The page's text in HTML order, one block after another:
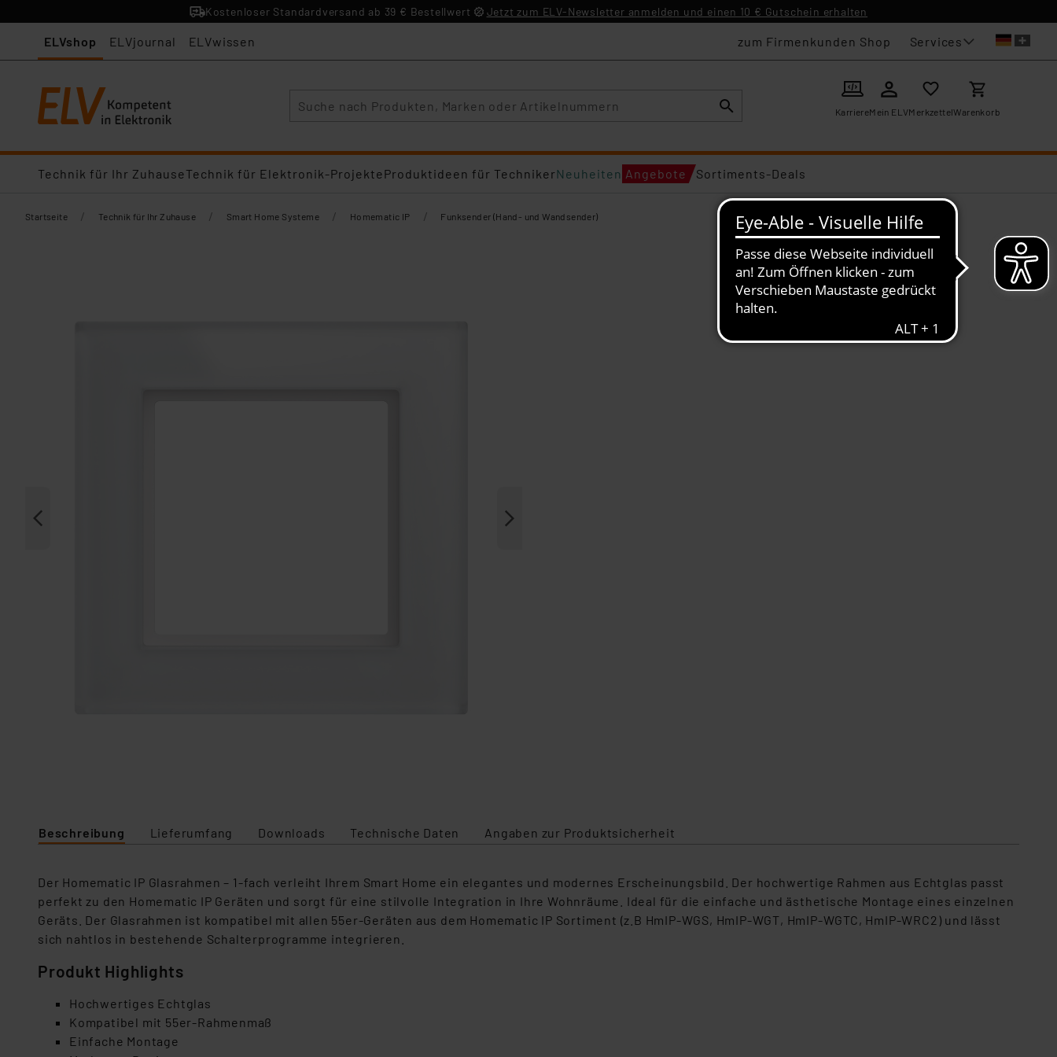
Kostenloser Standardversand ab 39 € Bestellwert Jetzt zum ELV-Newsletter anmelden und einen 10 € Gutschein erhalten
ELVshop ELVjournal ELVwissen zum Firmenkunden Shop Services
KarriereMein ELVMerkzettelWarenkorb
Technik für Ihr ZuhauseTechnik für Elektronik-ProjekteProduktideen für TechnikerNeuheiten Angebote Sortiments-Deals
Startseite / Technik für Ihr Zuhause / Smart Home Systeme / Homematic IP / Funksender (Hand- und Wandsender)
Beschreibung Lieferumfang Downloads Technische Daten Angaben zur Produktsicherheit
Der Homematic IP Glasrahmen – 1-fach verleiht Ihrem Smart Home ein elegantes und modernes Erscheinungsbild. Der hochwertige Rahmen aus Echtglas passt
perfekt zu den Homematic IP Geräten und sorgt für eine stilvolle Integration in Ihre Wohnräume. Ideal für die einfache und ästhetische Montage eines einzelnen
Geräts. Der Glasrahmen ist kompatibel mit allen 55er-Geräten aus dem Homematic IP Sortiment (z.B HmIP-WGS, HmIP-WGT, HmIP-WGTC, HmIP-WRC2) und lässt
sich nahtlos in bestehende Schalterprogramme integrieren.
Produkt Highlights
Hochwertiges Echtglas
Kompatibel mit 55er-Rahmenmaß
Einfache Montage